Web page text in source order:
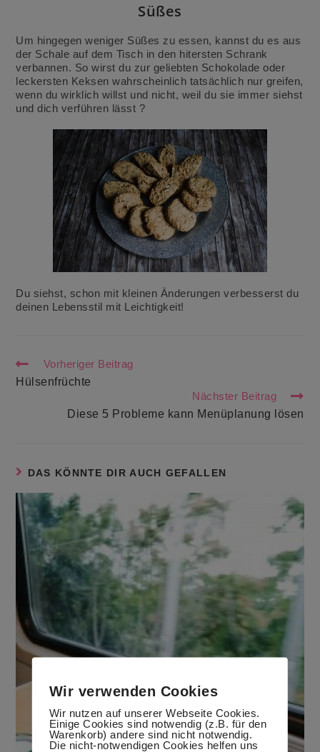
Süßes
Um hingegen weniger Süßes zu essen, kannst du es aus
der Schale auf dem Tisch in den hitersten Schrank
verbannen. So wirst du zur geliebten Schokolade oder
leckersten Keksen wahrscheinlich tatsächlich nur greifen,
wenn du wirklich willst und nicht, weil du sie immer siehst
und dich verführen lässt ?
Du siehst, schon mit kleinen Änderungen verbesserst du
deinen Lebensstil mit Leichtigkeit!
Weitere
Artikel
ansehen
Vorheriger Beitrag
Hülsenfrüchte
Nächster Beitrag
Diese 5 Probleme kann Menüplanung lösen
DAS KÖNNTE DIR AUCH GEFALLEN
Wir verwenden Cookies
Wir nutzen auf unserer Webseite Cookies.
Einige Cookies sind notwendig (z.B. für den
Warenkorb) andere sind nicht notwendig.
Die nicht-notwendigen Cookies helfen uns